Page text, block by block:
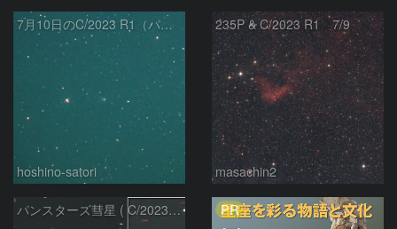
7月10日のC/2023 R1（パンスターズ彗星）
hoshino-satori
235P & C/2023 R1 7/9
masachin2
パンスターズ彗星 ( C/2023R1 ) ：2026/05/20 PR